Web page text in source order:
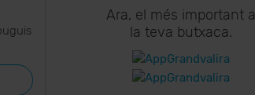
Ara, el més important a
la teva butxaca.